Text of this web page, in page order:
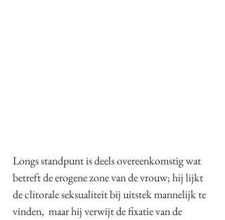
Longs standpunt is deels overeenkomstig wat
betreft de erogene zone van de vrouw; hij lijkt
de clitorale seksualiteit bij uitstek mannelijk te
vinden,  maar hij verwijt de fixatie van de